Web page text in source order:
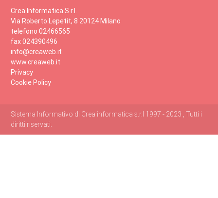
Crea Informatica S.r.l.
Via Roberto Lepetit, 8 20124 Milano
telefono 02466565
fax 024390496
info@creaweb.it
www.creaweb.it
Privacy
Cookie Policy
Sistema Informativo di Crea informatica s.r.l 1997 - 2023 , Tutti i
diritti riservati.